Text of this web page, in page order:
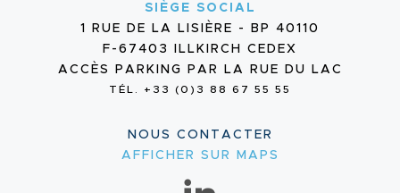
SIÈGE SOCIAL
1 RUE DE LA LISIÈRE - BP 40110
F-67403 ILLKIRCH CEDEX
ACCÈS PARKING PAR LA RUE DU LAC
TÉL. +33 (0)3 88 67 55 55
NOUS CONTACTER
AFFICHER SUR MAPS